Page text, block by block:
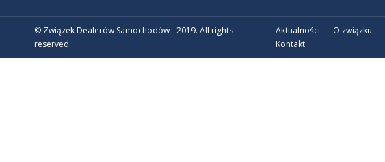
© Związek Dealerów Samochodów - 2019. All rights
reserved.
Aktualności O związku
Kontakt